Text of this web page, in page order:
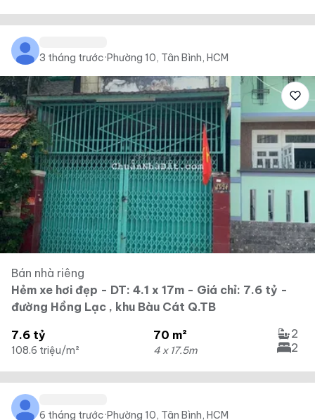
3 tháng trước·Phường 10, Tân Bình, HCM
Bán nhà riêng
Hẻm xe hơi đẹp - DT: 4.1 x 17m - Giá chỉ: 7.6 tỷ -
đường Hồng Lạc , khu Bàu Cát Q.TB
7.6 tỷ
108.6 triệu/m²
70 m²
4 x 17.5m
2
2
6 tháng trước·Phường 10, Tân Bình, HCM